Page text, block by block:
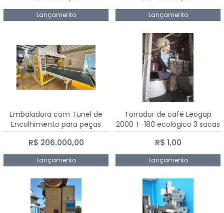
Lançamento Lançamento
Embaladora com Tunel de
Encolhimento para peças
grandes portas janelas -
Dalmak
R$ 206.000,00
Lançamento
Torrador de café Leogap
2000 T-180 ecológico 3 sacas
de carga 540 kg/h
R$ 1,00
Lançamento